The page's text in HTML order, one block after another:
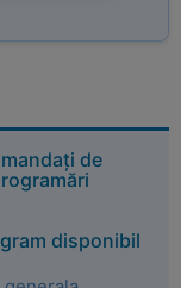
de
disponibil